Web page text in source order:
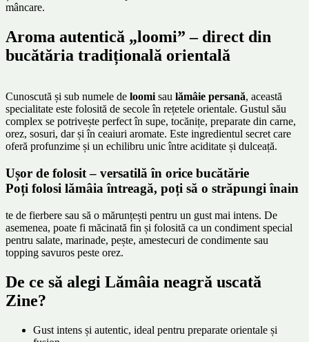
mâncare.
Aroma autentică „loomi” – direct din
bucătăria tradițională orientală
Cunoscută și sub numele de loomisau lămâie persană, această
specialitate este folosită de secole în rețetele orientale. Gustul său
complex se potrivește perfect în supe, tocănițe, preparate din carne,
orez, sosuri, dar și în ceaiuri aromate. Este ingredientul secret care
oferă profunzime și un echilibru unic între aciditate și dulceață.
Ușor de folosit – versatilă în orice bucătărie
Poți folosi lămâia întreagă, poți să o străpungi înain
te de fierbere sau să o mărunțești pentru un gust mai intens. De
asemenea, poate fi măcinată fin și folosită ca un condiment special
pentru salate, marinade, pește, amestecuri de condimente sau
topping savuros peste orez.
De ce să alegi Lămâia neagră uscată
Zine?
Gust intens și autentic, ideal pentru preparate orientale și